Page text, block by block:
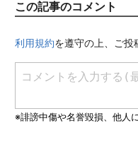
この記事のコメント
利用規約を遵守の上、ご投